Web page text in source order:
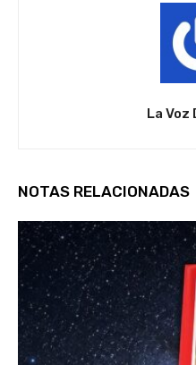
La Voz
NOTAS RELACIONADAS